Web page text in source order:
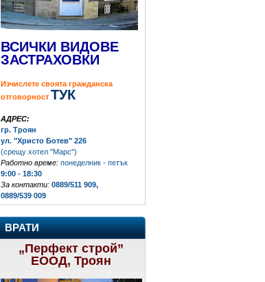
ВСИЧКИ ВИДОВЕ
ЗАСТРАХОВКИ
Изчислете своята гражданска
отговорност ТУК
АДРЕС:
гр. Троян
ул. "Христо Ботев" 226
(срещу хотел "Марс")
Работно време: понеделник - петък
9:00 - 18:30
За контакти: 0889/511 909,
0889/539 009
ВРАТИ
„Перфект строй”
ЕООД, Троян